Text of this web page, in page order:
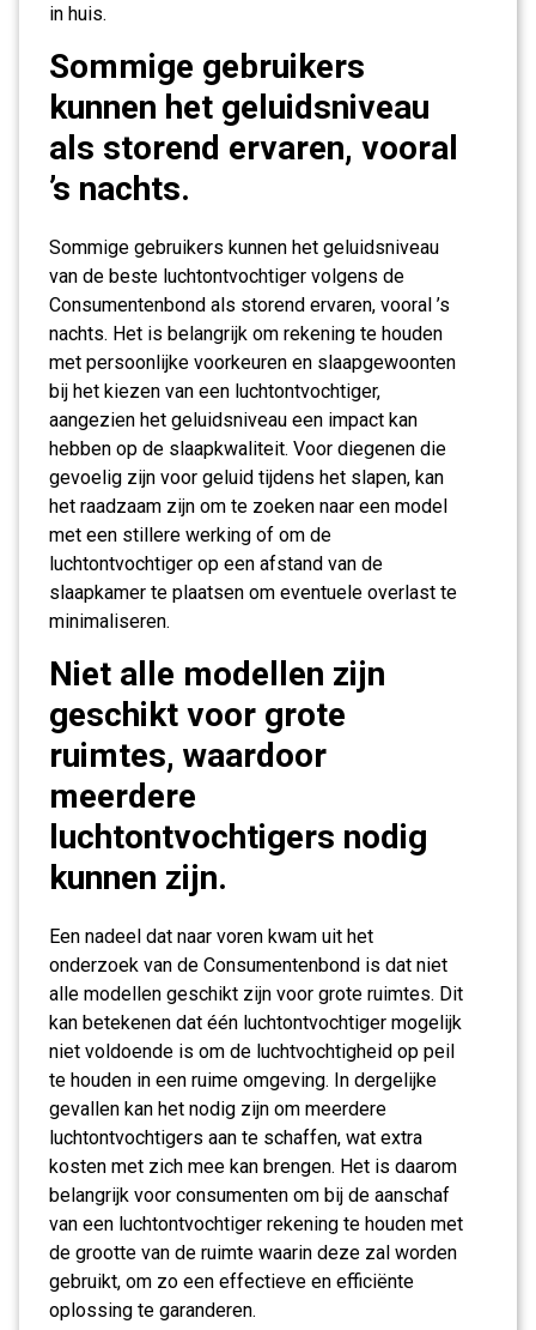
in huis.
Sommige gebruikers
kunnen het geluidsniveau
als storend ervaren, vooral
’s nachts.
Sommige gebruikers kunnen het geluidsniveau
van de beste luchtontvochtiger volgens de
Consumentenbond als storend ervaren, vooral ’s
nachts. Het is belangrijk om rekening te houden
met persoonlijke voorkeuren en slaapgewoonten
bij het kiezen van een luchtontvochtiger,
aangezien het geluidsniveau een impact kan
hebben op de slaapkwaliteit. Voor diegenen die
gevoelig zijn voor geluid tijdens het slapen, kan
het raadzaam zijn om te zoeken naar een model
met een stillere werking of om de
luchtontvochtiger op een afstand van de
slaapkamer te plaatsen om eventuele overlast te
minimaliseren.
Niet alle modellen zijn
geschikt voor grote
ruimtes, waardoor
meerdere
luchtontvochtigers nodig
kunnen zijn.
Een nadeel dat naar voren kwam uit het
onderzoek van de Consumentenbond is dat niet
alle modellen geschikt zijn voor grote ruimtes. Dit
kan betekenen dat één luchtontvochtiger mogelijk
niet voldoende is om de luchtvochtigheid op peil
te houden in een ruime omgeving. In dergelijke
gevallen kan het nodig zijn om meerdere
luchtontvochtigers aan te schaffen, wat extra
kosten met zich mee kan brengen. Het is daarom
belangrijk voor consumenten om bij de aanschaf
van een luchtontvochtiger rekening te houden met
de grootte van de ruimte waarin deze zal worden
gebruikt, om zo een effectieve en efficiënte
oplossing te garanderen.